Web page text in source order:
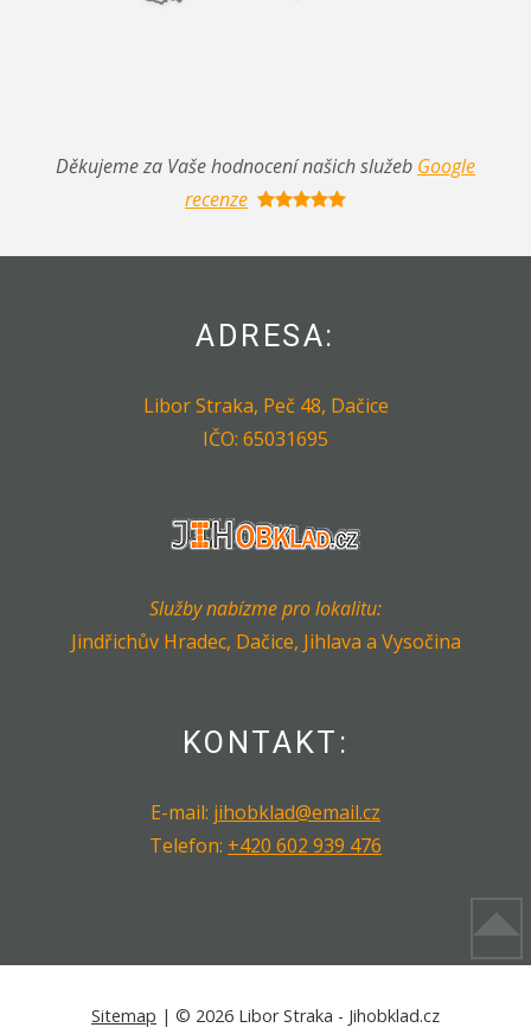
Děkujeme za Vaše hodnocení našich služeb Google
recenze
ADRESA:
Libor Straka, Peč 48, Dačice
IČO: 65031695
Služby nabízme pro lokalitu:
Jindřichův Hradec, Dačice, Jihlava a Vysočina
KONTAKT:
E-mail: jihobklad@email.cz
Telefon: +420 602 939 476
Sitemap | © 2026 Libor Straka - Jihobklad.cz